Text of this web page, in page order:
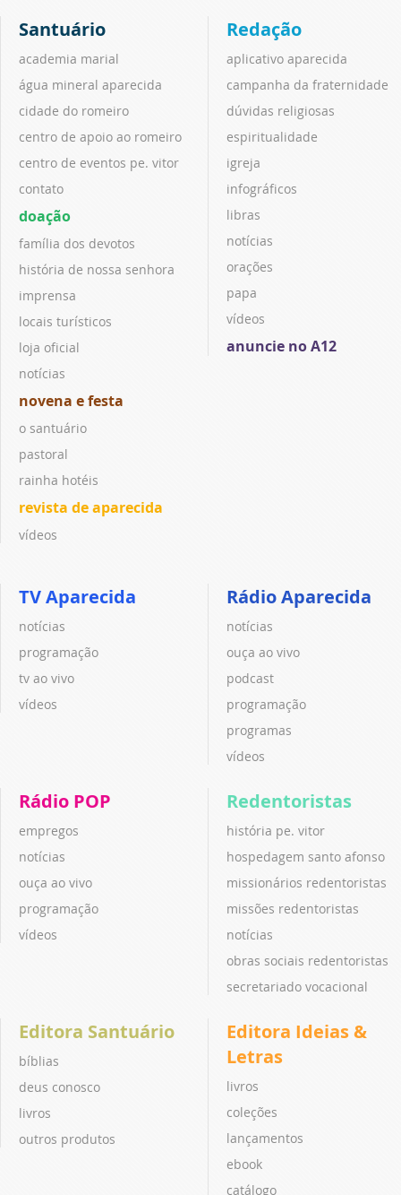
Santuário
academia marial
água mineral aparecida
cidade do romeiro
centro de apoio ao romeiro
centro de eventos pe. vitor
contato
doação
família dos devotos
história de nossa senhora
imprensa
locais turísticos
loja oficial
notícias
novena e festa
o santuário
pastoral
rainha hotéis
revista de aparecida
vídeos
Redação
aplicativo aparecida
campanha da fraternidade
dúvidas religiosas
espiritualidade
igreja
infográficos
libras
notícias
orações
papa
vídeos
anuncie no A12
TV Aparecida
notícias
programação
tv ao vivo
vídeos
Rádio Aparecida
notícias
ouça ao vivo
podcast
programação
programas
vídeos
Rádio POP
empregos
notícias
ouça ao vivo
programação
vídeos
Redentoristas
história pe. vitor
hospedagem santo afonso
missionários redentoristas
missões redentoristas
notícias
obras sociais redentoristas
secretariado vocacional
Editora Santuário
bíblias
deus conosco
livros
outros produtos
Editora Ideias &
Letras
livros
coleções
lançamentos
ebook
catálogo